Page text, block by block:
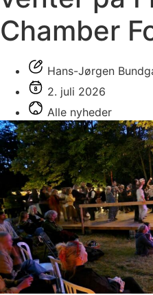
Chamber
Hans-Jørgen
2. juli 2026
Alle nyheder